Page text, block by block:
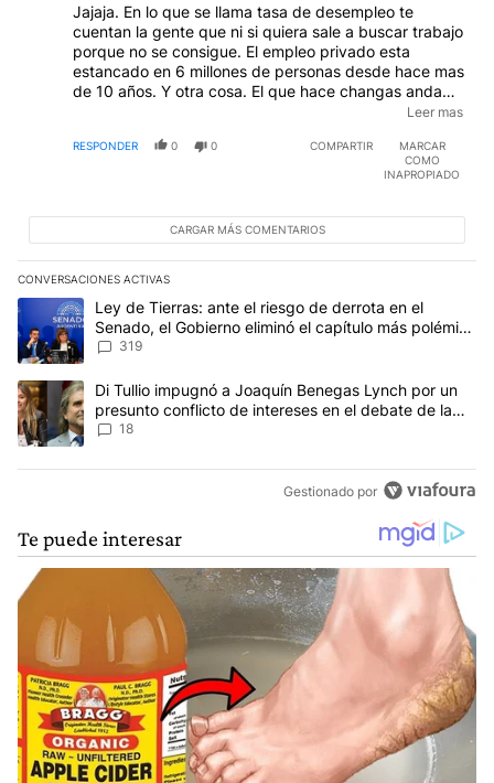
Jajaja. En lo que se llama tasa de desempleo te
cuentan la gente que ni si quiera sale a buscar trabajo
porque no se consigue. El empleo privado esta
estancado en 6 millones de personas desde hace mas
de 10 años. Y otra cosa. El que hace changas anda
bien? Jajajaja. Sos un bruto. Este gobierno consiguió
Hoy una persona para no caer en la pobreza necesita
Leer mas
RESPONDER 0 0 COMPARTIR
MARCAR
COMO
INAPROPIADO
CARGAR MÁS COMENTARIOS
CONVERSACIONES ACTIVAS
Este listado muestra los artículos con más comentarios en los
Un artículo de tendencia con el título "Ley de Tierras: ante el
Ley de Tierras: ante el riesgo de derrota en el
Senado, el Gobierno eliminó el capítulo más polémico
del proyecto
319
Un artículo de tendencia con el título "Di Tullio impugnó a
Di Tullio impugnó a Joaquín Benegas Lynch por un
presunto conflicto de intereses en el debate de la
Ley de Tierras
18
Gestionado por